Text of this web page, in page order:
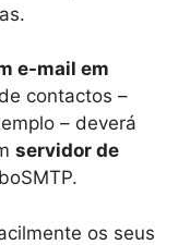
e-mail em
contactos –
– deverá
servidor de
os seus